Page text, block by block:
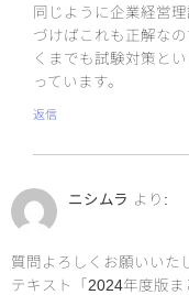
同じように企業経営
づけばこれも正解な
くまでも試験対策と
っています。
返信
ニシムラ より:
質問よろしくお願いいた
テキスト「2024年度版